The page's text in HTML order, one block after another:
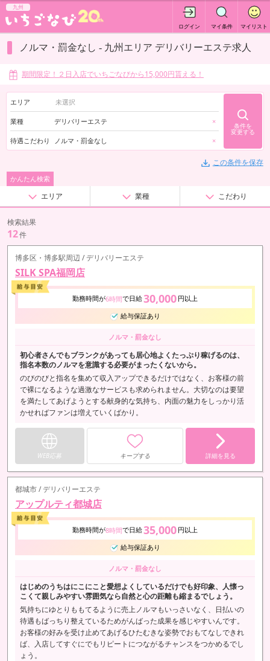
九州
ログイン マイ条件 マイリスト
ノルマ・罰金なし - 九州エリア デリバリーエステ求人
期間限定！２日入店でいちごなびから15,000円貰える！
エリア
業種 デリバリーエステ ×
待遇こだわり ノルマ・罰金なし ×
条件を
変更する
この条件を保存
かんたん検索
エリア 業種 こだわり
検索結果
12件
博多区・博多駅周辺 / デリバリーエステ
SILK SPA福岡店
勤務時間が6時間で日給30,000 円以上
給与保証あり
ノルマ・罰金なし
初心者さんでもブランクがあっても居心地よくたっぷり稼げるのは、
指名本数のノルマを意識する必要がまったくないから。
のびのびと指名を集めて収入アップできるだけではなく、お客様の前
で裸になるような過激なサービスも求められません。大切なのは要望
を満たしてあげようとする献身的な気持ち、内面の魅力をしっかり活
かせればファンは増えていくばかり。
WEB応募 キープする 詳細を見る
都城市 / デリバリーエステ
アップルティ都城店
勤務時間が8時間で日給35,000 円以上
給与保証あり
ノルマ・罰金なし
はじめのうちはにこにこと愛想よくしているだけでも好印象、人懐っ
こくて親しみやすい雰囲気なら自然と心の距離も縮まるでしょう。
気持ちにゆとりももてるように売上ノルマもいっさいなく、日払いの
待遇もばっちり整えているためがんばった成果を感じやすいんです。
お客様の好みを受け止めてあげるひたむきな姿勢でおもてなしできれ
ば、入店してすぐにでもリピートにつながるチャンスをつかめるでし
ょう。